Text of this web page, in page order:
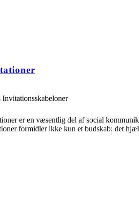
Invitationsskabeloner
er en væsentlig del af social
formidler ikke kun et budskab; det